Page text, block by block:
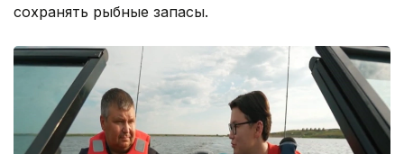
сохранять рыбные запасы.